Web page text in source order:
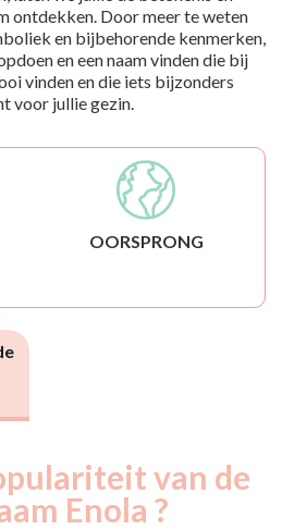
ontdekken. Door meer te weten
en bijbehorende kenmerken,
en een naam vinden die bij
vinden en die iets bijzonders
voor jullie gezin.
OORSPRONG
van de
Enola ?